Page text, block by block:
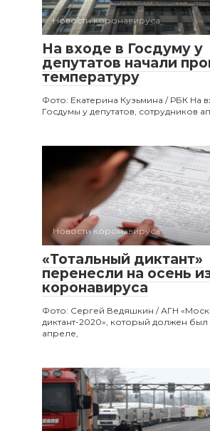
Новости коронавируса
На входе в Госдуму у
депутатов начали
температуру
Фото: Екатерина Кузьмина / РБК На
Госдумы у депутатов, сотрудников
Новости коронавируса
«Тотальный диктант»
перенесли на осень
коронавируса
Фото: Сергей Ведяшкин / АГН
диктант-2020», который должен был
апреле,